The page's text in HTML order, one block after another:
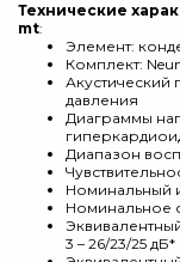
Технические
mt:
Элемент:
Комплект:
Акустический
давления
Диаграммы
Диапазон
Номинальный
Номинальное
3 – 26/23/25 дБ*